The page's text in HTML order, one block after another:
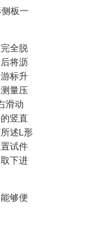
板一
全脱
将沥
标升
量压
滑动
竖直
述L形
试件
下进
够便